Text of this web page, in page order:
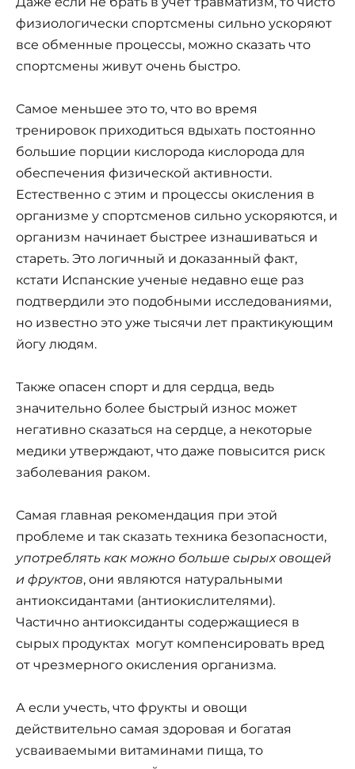
физиологически спортсмены сильно ускоряют
все обменные процессы, можно сказать что
спортсмены живут очень быстро.
Самое меньшее это то, что во время
тренировок приходиться вдыхать постоянно
большие порции кислорода кислорода для
обеспечения физической активности.
Естественно с этим и процессы окисления в
организме у спортсменов сильно ускоряются, и
организм начинает быстрее изнашиваться и
стареть. Это логичный и доказанный факт,
кстати Испанские ученые недавно еще раз
подтвердили это подобными исследованиями,
но известно это уже тысячи лет практикующим
йогу людям.
Также опасен спорт и для сердца, ведь
значительно более быстрый износ может
негативно сказаться на сердце, а некоторые
медики утверждают, что даже повысится риск
заболевания раком.
Самая главная рекомендация при этой
проблеме и так сказать техника безопасности,
употреблять как можно больше сырых овощей
и фруктов, они являются натуральными
антиоксидантами (антиокислителями).
Частично антиоксиданты содержащиеся в
сырых продуктах могут компенсировать вред
от чрезмерного окисления организма.
А если учесть, что фрукты и овощи
действительно самая здоровая и богатая
усваиваемыми витаминами пища, то